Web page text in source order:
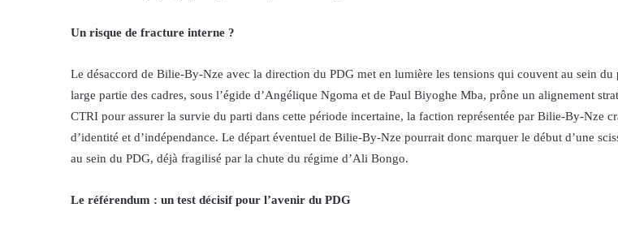
Un risque de fracture interne ?
Le désaccord de Bilie-By-Nze avec la direction du PDG met en lumière les tensions qui couvent au sein du
large partie des cadres, sous l’égide d’Angélique Ngoma et de Paul Biyoghe Mba, prône un alignement
CTRI pour assurer la survie du parti dans cette période incertaine, la faction représentée par Bilie-By-Nze
d’identité et d’indépendance. Le départ éventuel de Bilie-By-Nze pourrait donc marquer le début d’une
au sein du PDG, déjà fragilisé par la chute du régime d’Ali Bongo.
Le référendum : un test décisif pour l’avenir du PDG